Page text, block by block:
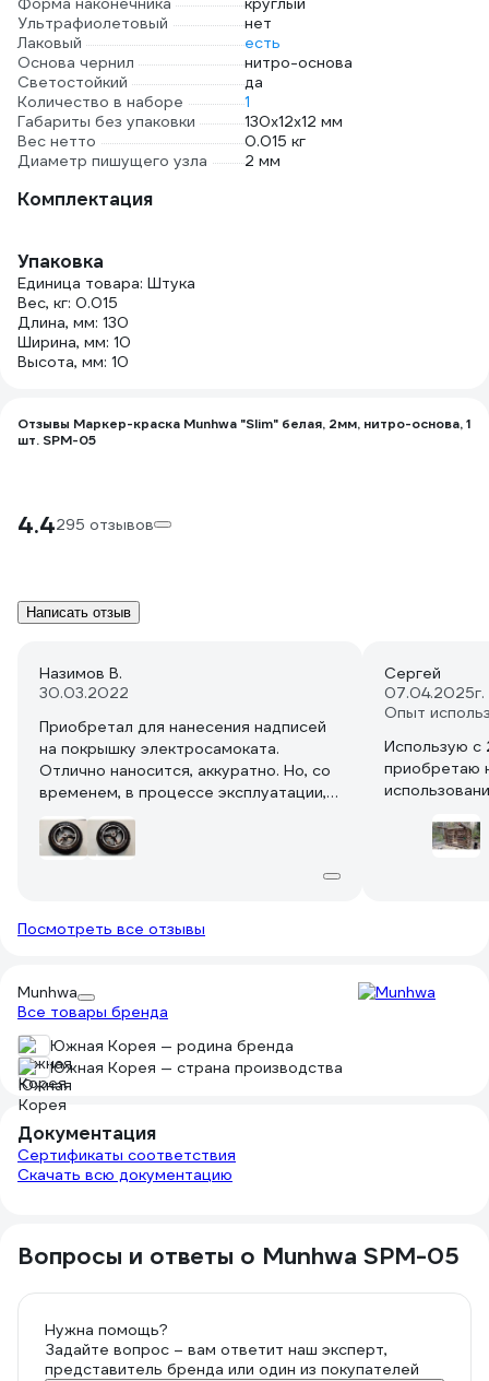
Ультрафиолетовый
нет
Лаковый
есть
Основа чернил
нитро-основа
Светостойкий
да
Количество в наборе
1
Габариты без упаковки
130х12х12 мм
Вес нетто
0.015 кг
Диаметр пишущего узла
2 мм
Комплектация
Упаковка
Единица товара: Штука
Вес, кг: 0.015
Длина, мм: 130
Ширина, мм: 10
Высота, мм: 10
Отзывы Маркер-краска Munhwa "Slim" белая, 2мм, нитро-основа, 1
шт. SPM-05
4.4295 отзывов
Написать отзыв
Назимов В.
30.03.2022
Приобретал для нанесения надписей
на покрышку электросамоката.
Отлично наносится, аккуратно. Но, со
временем, в процессе эксплуатации,
осыпается...
Сергей
07.04.2025
Опыт
Использую с
приобретаю
Посмотреть все отзывы
Munhwa
Все товары бренда
Южная Корея — родина бренда
Южная Корея — страна производства
Документация
Сертификаты соответствия
Скачать всю документацию
Вопросы и ответы о Munhwa SPM-05
Нужна помощь?
Задайте вопрос – вам ответит наш эксперт,
представитель бренда или один из покупателей